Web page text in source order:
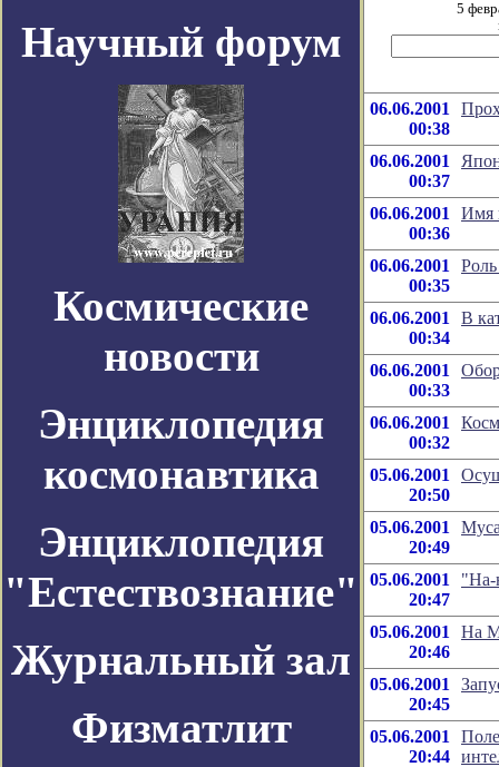
Научный форум
Космические
новости
Энциклопедия
космонавтика
Энциклопедия
"Естествознание"
Журнальный зал
Физматлит
5
06.06.2001
00:38
06.06.2001
00:37
06.06.2001
00:36
Имя
06.06.2001
00:35
06.06.2001
00:34
В
06.06.2001
00:33
06.06.2001
00:32
05.06.2001
20:50
05.06.2001
20:49
05.06.2001
20:47
"На-
05.06.2001
20:46
На
05.06.2001
20:45
05.06.2001
20:44